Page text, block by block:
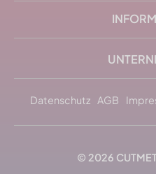
Datenschutz AGB
© 2026